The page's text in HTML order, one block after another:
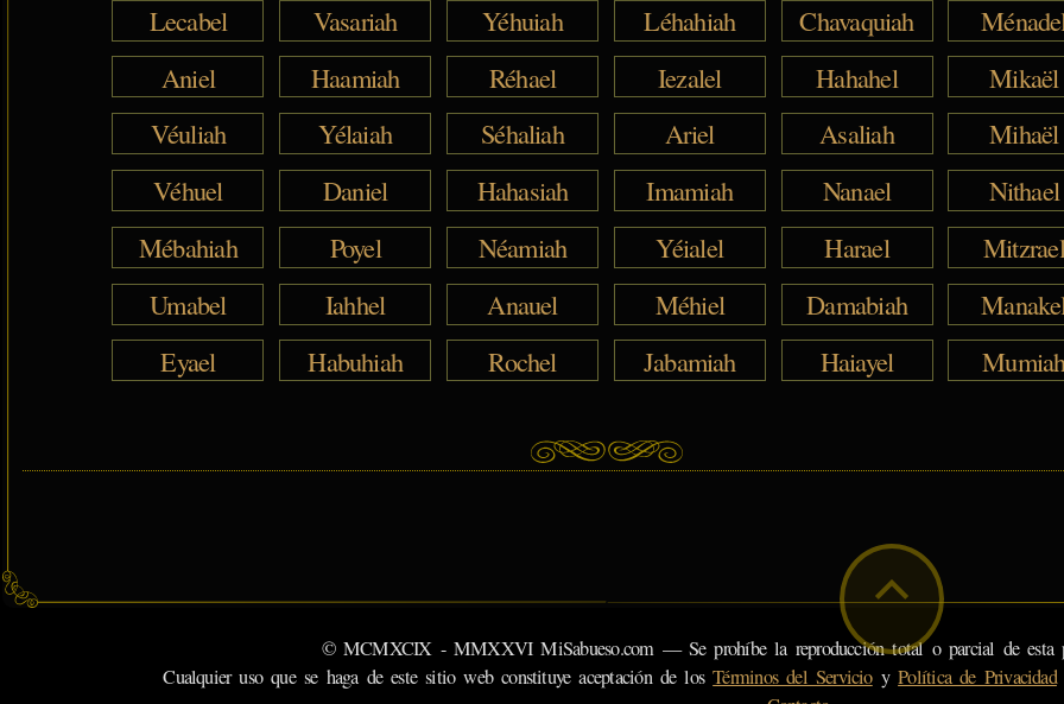
Lecabel
Vasariah Yéhuiah Léhahiah Chavaquiah
Ménadel
Aniel
Haamiah Réhael Iezalel Hahahel
Mikaël
Véuliah
Yélaiah Séhaliah Ariel Asaliah
Mihaël
Véhuel
Daniel Hahasiah Imamiah Nanael
Nithael
Mébahiah
Poyel Néamiah Yéialel Harael
Mitzrael
Umabel
Iahhel Anauel Méhiel Damabiah
Manakel
Eyael
Habuhiah Rochel Jabamiah Haiayel Mumiah
© MCMXCIX - MMXXVI MiSabueso.com — Se prohíbe la reproducción total o parcial de esta
Cualquier uso que se haga de este sitio web constituye aceptación de losTérminos del ServicioyPolítica de Privacidad